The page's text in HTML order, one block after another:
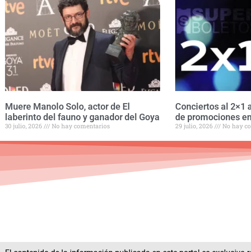
Muere Manolo Solo, actor de El
laberinto del fauno y ganador del Goya
30 julio, 2026 No hay comentarios
Conciertos al 2×1
de promociones
29 julio, 2026 No hay